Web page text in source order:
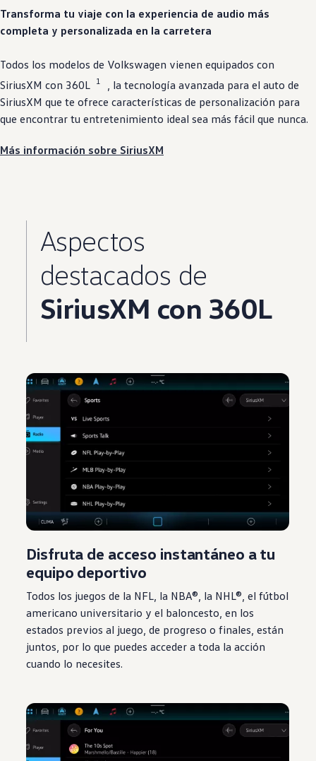
Transforma tu viaje con la experiencia de audio más
completa y personalizada en la carretera
Todos los modelos de Volkswagen vienen equipados con
SiriusXM con 360L 1 , la tecnología avanzada para el auto de
SiriusXM que te ofrece características de personalización para
que encontrar tu entretenimiento ideal sea más fácil que nunca.
Más información sobre SiriusXM
Aspectos
destacados de
SiriusXM con 360L
Disfruta de acceso instantáneo a tu
equipo deportivo
Todos los juegos de la NFL, la NBA®, la NHL®, el fútbol
americano universitario y el baloncesto, en los
estados previos al juego, de progreso o finales, están
juntos, por lo que puedes acceder a toda la acción
cuando lo necesites.